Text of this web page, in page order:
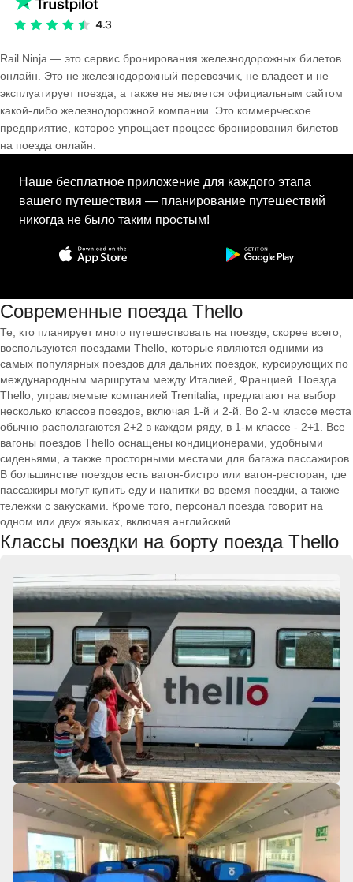
Rail Ninja — это сервис бронирования железнодорожных билетов
онлайн. Это не железнодорожный перевозчик, не владеет и не
эксплуатирует поезда, а также не является официальным сайтом
какой-либо железнодорожной компании. Это коммерческое
предприятие, которое упрощает процесс бронирования билетов
на поезда онлайн.
Наше бесплатное приложение для каждого этапа
вашего путешествия — планирование путешествий
никогда не было таким простым!
Современные поезда Thello
Те, кто планирует много путешествовать на поезде, скорее всего,
воспользуются поездами Thello, которые являются одними из
самых популярных поездов для дальних поездок, курсирующих по
международным маршрутам между Италией, Францией. Поезда
Thello, управляемые компанией Trenitalia, предлагают на выбор
несколько классов поездов, включая 1-й и 2-й. Во 2-м классе места
обычно располагаются 2+2 в каждом ряду, в 1-м классе - 2+1. Все
вагоны поездов Thello оснащены кондиционерами, удобными
сиденьями, а также просторными местами для багажа пассажиров.
В большинстве поездов есть вагон-бистро или вагон-ресторан, где
пассажиры могут купить еду и напитки во время поездки, а также
тележки с закусками. Кроме того, персонал поезда говорит на
одном или двух языках, включая английский.
Классы поездки на борту поезда Thello